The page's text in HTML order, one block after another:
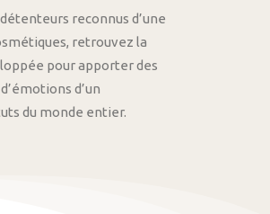
reconnus d’une
retrouvez la
pour apporter des
d’un
du monde entier.